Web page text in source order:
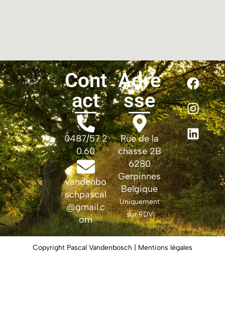
Cont
act
0487/57.2
0.60
vandenbo
schpascal
@gmail.c
om
Adre
sse
Rue de la
chasse 2B
6280
Gerpinnes
Belgique
Uniquement
sur RDV
Copyright Pascal Vandenbosch | Mentions légales